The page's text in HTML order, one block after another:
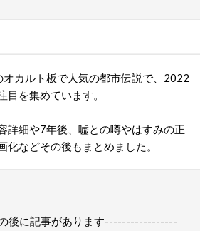
オカルト板で人気の都市伝説で、2022
目を集めています。
詳細や7年後、嘘との噂やはすみの正
化などその後もまとめました。
後に記事があります-----------------